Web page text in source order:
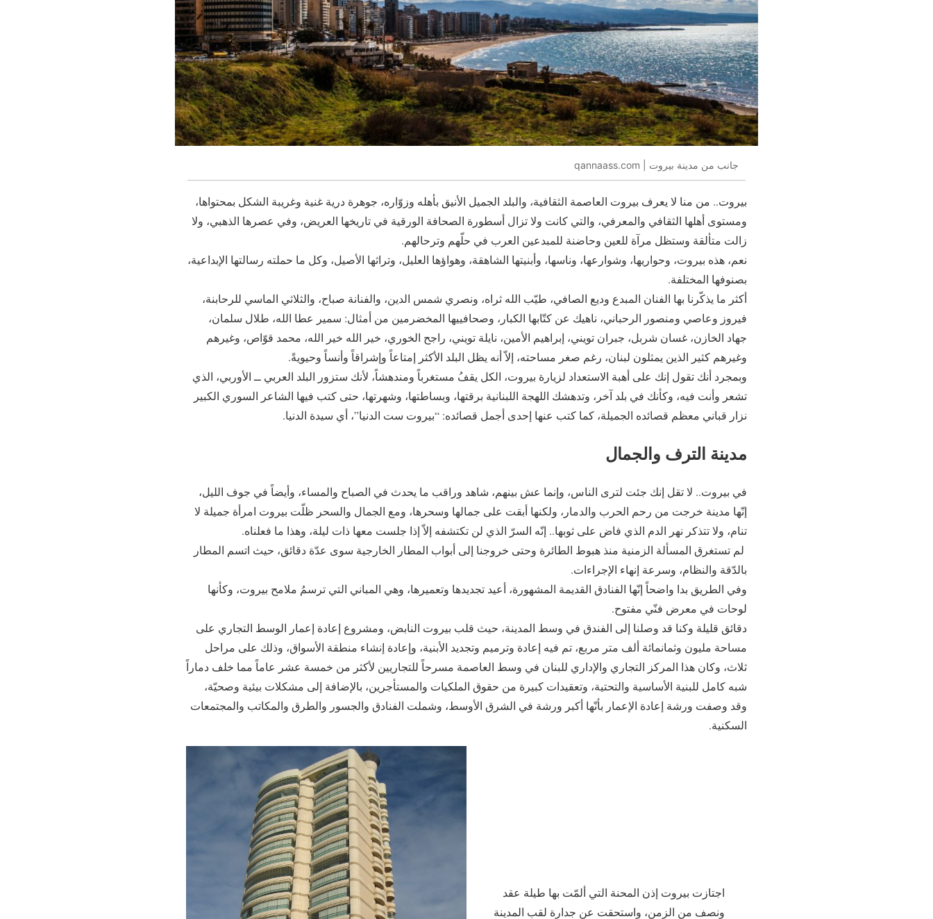
جانب من مدينة بيروت | qannaass.com
بيروت.. من منا لا يعرف بيروت العاصمة الثقافية، والبلد الجميل الأنيق بأهله وزوّاره، جوهرة درية غنية وغريبة الشكل بمحتواها،
ومستوى أهلها الثقافي والمعرفي، والتي كانت ولا تزال أسطورة الصحافة الورقية في تاريخها العريض، وفي عصرها الذهبي، ولا
زالت متألقة وستظل مرآة للعين وحاضنة للمبدعين العرب في حلّهم وترحالهم.
نعم، هذه بيروت، وحواريها، وشوارعها، وناسها، وأبنيتها الشاهقة، وهواؤها العليل، وتراثها الأصيل، وكل ما حملته رسالتها الإبداعية،
بصنوفها المختلفة.
أكثر ما يذكّرنا بها الفنان المبدع وديع الصافي، طيّب الله ثراه، ونصري شمس الدين، والفنانة صباح، والثلاثي الماسي للرحابنة،
فيروز وعاصي ومنصور الرحباني، ناهيك عن كتّابها الكبار، وصحافييها المخضرمين من أمثال: سمير عطا الله، طلال سلمان،
جهاد الخازن، غسان شربل، جبران تويني، إبراهيم الأمين، نايلة تويني، راجح الخوري، خير الله خير الله، محمد قوّاص، وغيرهم
وغيرهم كثير الذين يمثلون لبنان، رغم صغر مساحته، إلاّ أنه يظل البلد الأكثر إمتاعاً وإشراقاً وأنساً وحيويةً.
وبمجرد أنك تقول إنك على أهبة الاستعداد لزيارة بيروت، الكل يقفُ مستغرباً ومندهشاً، لأنك ستزور البلد العربي ــ الأوربي، الذي
تشعر وأنت فيه، وكأنك في بلد آخر، وتدهشك اللهجة اللبنانية برقتها، وبساطتها، وشهرتها، حتى كتب فيها الشاعر السوري الكبير
نزار قباني معظم قصائده الجميلة، كما كتب عنها إحدى أجمل قصائده: “بيروت ست الدنيا”، أي سيدة الدنيا.
مدينة الترف والجمال
في بيروت‏..‏ لا تقل إنك جئت لترى الناس‏،‏ وإنما عش بينهم‏،‏ شاهد وراقب ما يحدث في الصباح والمساء‏،‏ وأيضاً في جوف الليل‏،‏
إنّها مدينة خرجت من رحم الحرب والدمار‏،‏ ولكنها أبقت على جمالها وسحرها‏،‏ ومع الجمال والسحر ظلّت بيروت امرأة جميلة لا
تنام‏،‏ ولا تتذكر نهر الدم الذي فاض على ثوبها‏..‏ إنّه السرّ الذي لن تكتشفه إلاّ إذا جلست معها ذات ليلة، وهذا ما فعلناه‏.
‏ لم تستغرق المسألة الزمنية منذ هبوط الطائرة وحتى خروجنا إلى أبواب المطار الخارجية سوى عدّة دقائق، حيث اتسم المطار
بالدّقة والنظام، وسرعة إنهاء الإجراءات‏. ‏
وفي الطريق بدا واضحاً إنّها الفنادق القديمة المشهورة، أعيد تجديدها وتعميرها، وهي المباني التي ترسمُ ملامح بيروت، وكأنها
لوحات في معرض فنّي مفتوح‏.
دقائق قليلة وكنا قد وصلنا إلى الفندق في وسط المدينة، حيث قلب بيروت النابض، ومشروع إعادة إعمار الوسط التجاري على
مساحة مليون وثمانمائة ألف متر مربع، تم فيه إعادة وترميم وتجديد الأبنية، وإعادة إنشاء منطقة الأسواق، وذلك على مراحل
ثلاث‏،‏ وكان هذا المركز التجاري والإداري للبنان في وسط العاصمة مسرحاً للتجاريين لأكثر من خمسة عشر عاماً مما خلف دماراً
شبه كامل للبنية الأساسية والتحتية‏،‏ وتعقيدات كبيرة من حقوق الملكيات والمستأجرين، بالإضافة إلى مشكلات بيئية وصحيّة‏،‏
وقد وصفت ورشة إعادة الإعمار بأنّها أكبر ورشة في الشرق الأوسط، وشملت الفنادق والجسور والطرق والمكاتب والمجتمعات
السكنية‏.‏
اجتازت بيروت إذن المحنة التي ألمّت بها طيلة عقد
ونصف من الزمن، واستحقت عن جدارة لقب المدينة